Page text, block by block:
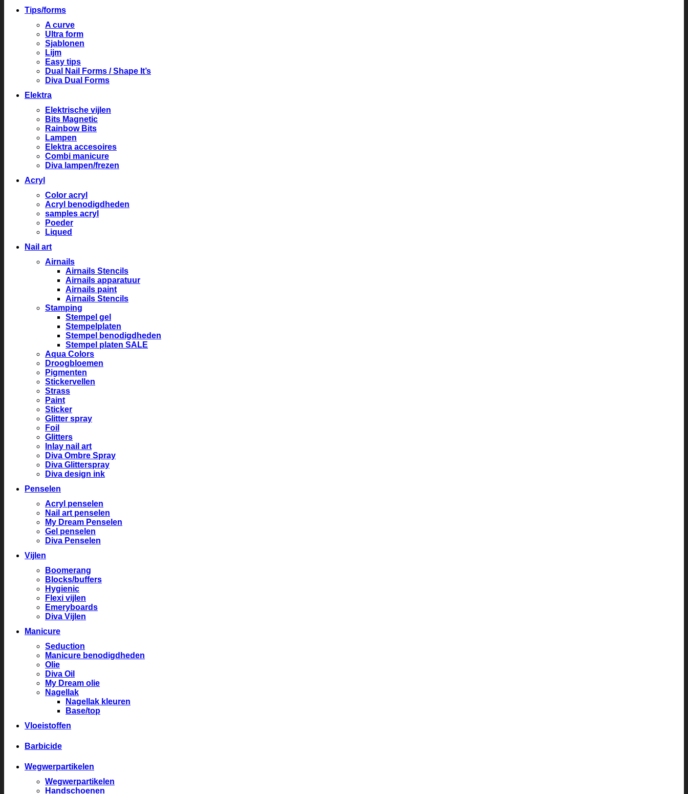
Tips/forms
A curve
Ultra form
Sjablonen
Lijm
Easy tips
Dual Nail Forms / Shape It’s
Diva Dual Forms
Elektra
Elektrische vijlen
Bits Magnetic
Rainbow Bits
Lampen
Elektra accesoires
Combi manicure
Diva lampen/frezen
Acryl
Color acryl
Acryl benodigdheden
samples acryl
Poeder
Liqued
Nail art
Airnails
Airnails Stencils
Airnails apparatuur
Airnails paint
Airnails Stencils
Stamping
Stempel gel
Stempelplaten
Stempel benodigdheden
Stempel platen SALE
Aqua Colors
Droogbloemen
Pigmenten
Stickervellen
Strass
Paint
Sticker
Glitter spray
Foil
Glitters
Inlay nail art
Diva Ombre Spray
Diva Glitterspray
Diva design ink
Penselen
Acryl penselen
Nail art penselen
My Dream Penselen
Gel penselen
Diva Penselen
Vijlen
Boomerang
Blocks/buffers
Hygienic
Flexi vijlen
Emeryboards
Diva Vijlen
Manicure
Seduction
Manicure benodigdheden
Olie
Diva Oil
My Dream olie
Nagellak
Nagellak kleuren
Base/top
Vloeistoffen
Barbicide
Wegwerpartikelen
Wegwerpartikelen
Handschoenen